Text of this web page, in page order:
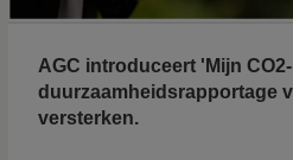
AGC introduceert 'Mijn
duurzaamheidsrapportage
versterken.